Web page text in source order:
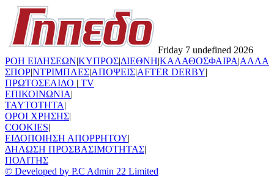
Friday 7 undefined 2026
ΡΟΗ ΕΙΔΗΣΕΩΝ|ΚΥΠΡΟΣ|ΔΙΕΘΝΗ|ΚΑΛΑΘΟΣΦΑΙΡΑ|ΑΛΛΑ
ΣΠΟΡ|ΝΤΡΙΜΠΛΕΣ|ΑΠΟΨΕΙΣ|AFTER DERBY|
ΠΡΩΤΟΣΕΛΙΔΟ | TV
ΕΠΙΚΟΙΝΩΝΙΑ|
TAYTOTHTA|
ΟΡΟΙ ΧΡΗΣΗΣ|
COOKIES|
ΕΙΔΟΠΟΙΗΣΗ ΑΠΟΡΡΗΤΟΥ|
ΔΗΛΩΣΗ ΠΡΟΣΒΑΣΙΜΟΤΗΤΑΣ|
ΠΟΛΙΤΗΣ
© Developed by P.C Admin 22 Limited